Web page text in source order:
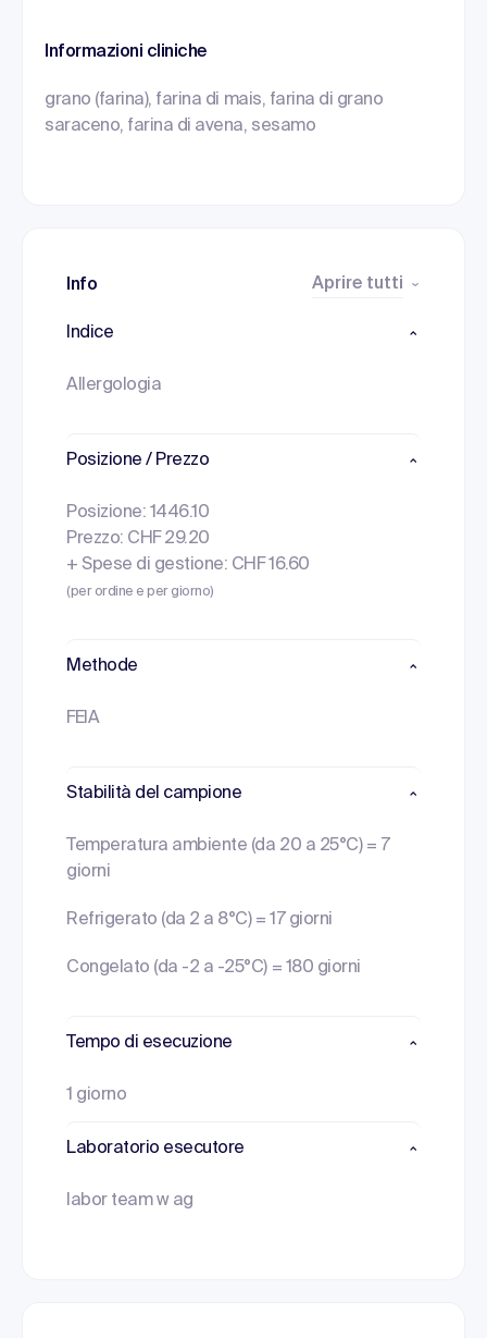
Informazioni cliniche
grano (farina), farina di mais, farina di grano
saraceno, farina di avena, sesamo
Info Aprire tutti
Indice
Allergologia
Posizione / Prezzo
Posizione: 1446.10
Prezzo: CHF 29.20
+ Spese di gestione: CHF 16.60
(per ordine e per giorno)
Methode
FEIA
Stabilità del campione
Temperatura ambiente (da 20 a 25°C) = 7
giorni
Refrigerato (da 2 a 8°C) = 17 giorni
Congelato (da -2 a -25°C) = 180 giorni
Tempo di esecuzione
1 giorno
Laboratorio esecutore
labor team w ag